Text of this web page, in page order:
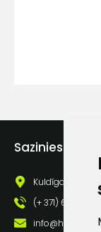
Sazinies ar
Kuldīgas iela
(+ 371) 63 881 186
info@hards.lv